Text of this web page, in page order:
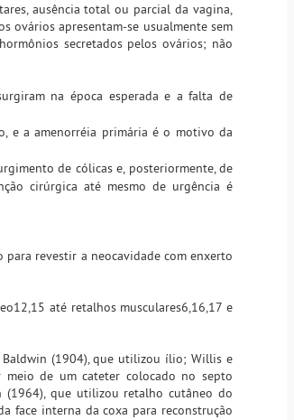
ausência total ou parcial da vagina,
ovários apresentam-se usualmente sem
secretados pelos ovários; não
na época esperada e a falta de
e a amenorréia primária é o motivo da
de cólicas e, posteriormente, de
cirúrgica até mesmo de urgência é
revestir a neocavidade com enxerto
até retalhos musculares6,16,17 e
Baldwin (1904), que utilizou ílio; Willis e
de um cateter colocado no septo
(1964), que utilizou retalho cutâneo do
face interna da coxa para reconstrução